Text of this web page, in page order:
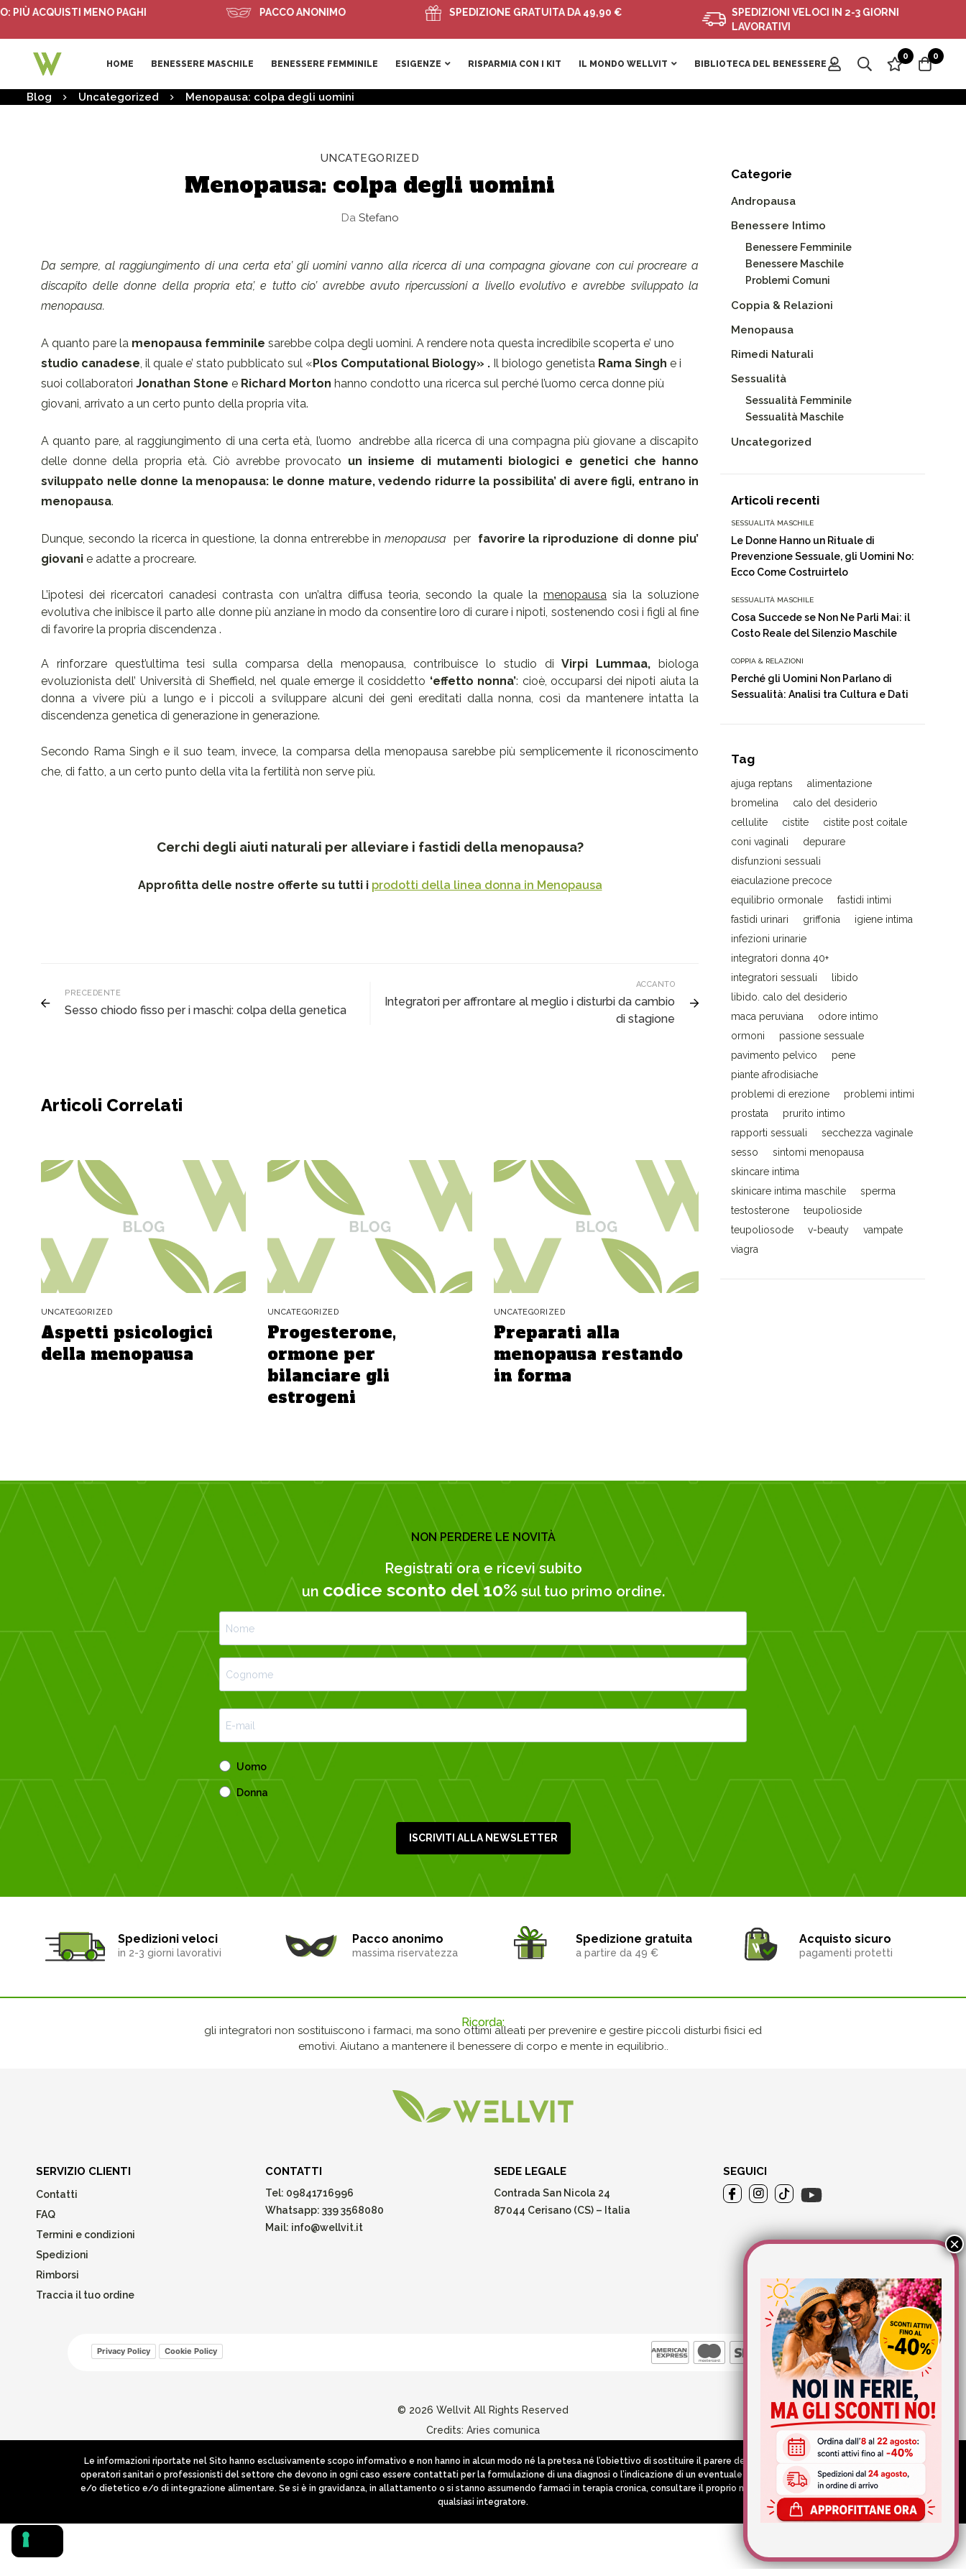
ACQUISTI MENO PAGHI PACCO ANONIMO SPEDIZIONE GRATUITA DA 49,90 €
SPEDIZIONI VELOCI IN 2-3 GIORNI
LAVORATIVI
HOME BENESSERE MASCHILE BENESSERE FEMMINILE ESIGENZE RISPARMIA CON I KIT IL MONDO WELLVIT BIBLIOTECA DEL BENESSERE
0 0
Blog Uncategorized Menopausa: colpa degli uomini
UNCATEGORIZED
Menopausa: colpa degli uomini
DaStefano
Da sempre, al raggiungimento di una certa eta’ gli uomini vanno alla ricerca di una compagna giovane con cui procreare a
discapito delle donne della propria eta’, e tutto cio’ avrebbe avuto ripercussioni a livello evolutivo e avrebbe sviluppato la
menopausa.
A quanto pare la menopausa femminile sarebbe colpa degli uomini. A rendere nota questa incredibile scoperta e’ uno
studio canadese, il quale e’ stato pubblicato sul «Plos Computational Biology» . Il biologo genetista Rama Singh e i
suoi collaboratori Jonathan Stone e Richard Morton hanno condotto una ricerca sul perché l’uomo cerca donne più
giovani, arrivato a un certo punto della propria vita.
A quanto pare, al raggiungimento di una certa età, l’uomo
andrebbe alla ricerca di una compagna più giovane a discapito
delle donne della propria età. Ciò avrebbe provocato un insieme di mutamenti biologici e genetici che hanno
sviluppato nelle donne la menopausa: le donne mature, vedendo ridurre la possibilita’ di avere figli, entrano in
menopausa.
Dunque, secondo la ricerca in questione, la donna entrerebbe in menopausa per favorire la riproduzione di donne piu’
giovani e adatte a procreare.
L’ipotesi dei ricercatori canadesi contrasta con un’altra diffusa teoria, secondo la quale lamenopausa sia la soluzione
evolutiva che inibisce il parto alle donne più anziane in modo da consentire loro di curare i nipoti, sostenendo così i figli al fine
di favorire la propria discendenza .
A rinforzare quest’ultima tesi sulla comparsa della menopausa, contribuisce lo studio diVirpi Lummaa,biologa
evoluzionista dell’ Università di Sheffield, nel quale emerge il cosiddetto ‘effetto nonna’: cioè, occuparsi dei nipoti aiuta la
donna a vivere più a lungo e i piccoli a sviluppare alcuni dei geni ereditati dalla nonna, così da mantenere intatta la
discendenza genetica di generazione in generazione.
Secondo Rama Singh e il suo team, invece, la comparsa della menopausa sarebbe più semplicemente il riconoscimento
che, di fatto, a un certo punto della vita la fertilità non serve più.
Cerchi degli aiuti naturali per alleviare i fastidi della menopausa?
Approfitta delle nostre offerte su tutti i prodotti della linea donna in Menopausa
PRECEDENTE
Sesso chiodo fisso per i maschi: colpa della genetica
ACCANTO
Integratori per affrontare al meglio i disturbi da cambio
di stagione
Articoli Correlati
UNCATEGORIZED
Aspetti psicologici
della menopausa
UNCATEGORIZED
Progesterone,
ormone per
bilanciare gli
estrogeni
UNCATEGORIZED
Preparati alla
menopausa restando
in forma
Categorie
Andropausa
Benessere Intimo
Benessere Femminile
Benessere Maschile
Problemi Comuni
Coppia & Relazioni
Menopausa
Rimedi Naturali
Sessualità
Sessualità Femminile
Sessualità Maschile
Uncategorized
Articoli recenti
SESSUALITÀ MASCHILE
Le Donne Hanno un Rituale di
Prevenzione Sessuale, gli Uomini No:
Ecco Come Costruirtelo
SESSUALITÀ MASCHILE
Cosa Succede se Non Ne Parli Mai: il
Costo Reale del Silenzio Maschile
COPPIA & RELAZIONI
Perché gli Uomini Non Parlano di
Sessualità: Analisi tra Cultura e Dati
Tag
ajuga reptans
alimentazione
bromelina
calo del desiderio
cellulite
cistite
cistite post coitale
coni vaginali
depurare
disfunzioni sessuali
eiaculazione precoce
equilibrio ormonale
fastidi intimi
fastidi urinari
griffonia
igiene intima
infezioni urinarie
integratori donna 40+
integratori sessuali
libido
libido. calo del desiderio
maca peruviana
odore intimo
ormoni
passione sessuale
pavimento pelvico
pene
piante afrodisiache
problemi di erezione
problemi intimi
prostata
prurito intimo
rapporti sessuali
secchezza vaginale
sesso
sintomi menopausa
skincare intima
skinicare intima maschile
sperma
testosterone
teupolioside
teupoliosode
v-beauty
vampate
viagra
NON PERDERE LE NOVITÀ
Registrati ora e ricevi subito
un codice sconto del 10% sul tuo primo ordine.
Uomo
Donna
ISCRIVITI ALLA NEWSLETTER
Spedizioni veloci
in 2-3 giorni lavorativi
Pacco anonimo
massima riservatezza
Spedizione gratuita
a partire da 49 €
Acquisto sicuro
pagamenti protetti
Ricorda:
gli integratori non sostituiscono i farmaci, ma sono ottimi alleati per prevenire e gestire piccoli disturbi fisici ed
emotivi. Aiutano a mantenere il benessere di corpo e mente in equilibrio..
SERVIZIO CLIENTI
Contatti
FAQ
Termini e condizioni
Spedizioni
Rimborsi
Traccia il tuo ordine
CONTATTI
Tel: 09841716996
Whatsapp: 339 3568080
Mail: info@wellvit.it
SEDE LEGALE
Contrada San Nicola 24
87044 Cerisano (CS) – Italia
SEGUICI
Privacy Policy Cookie Policy
© 2026 Wellvit All Rights Reserved
Credits: Aries comunica
Le informazioni riportate nel Sito hanno esclusivamente scopo informativo e non hanno in alcun modo né la pretesa né l’obiettivo di sostituire il parere del medico e/o specialista, di altri
operatori sanitari o professionisti del settore che devono in ogni caso essere contattati per la formulazione di una diagnosi o l’indicazione di un eventuale corretto programma terapeutico
e/o dietetico e/o di integrazione alimentare. Se si è in gravidanza, in allattamento o si stanno assumendo farmaci in terapia cronica, consultare il proprio medico curante prima di assumere
qualsiasi integratore.